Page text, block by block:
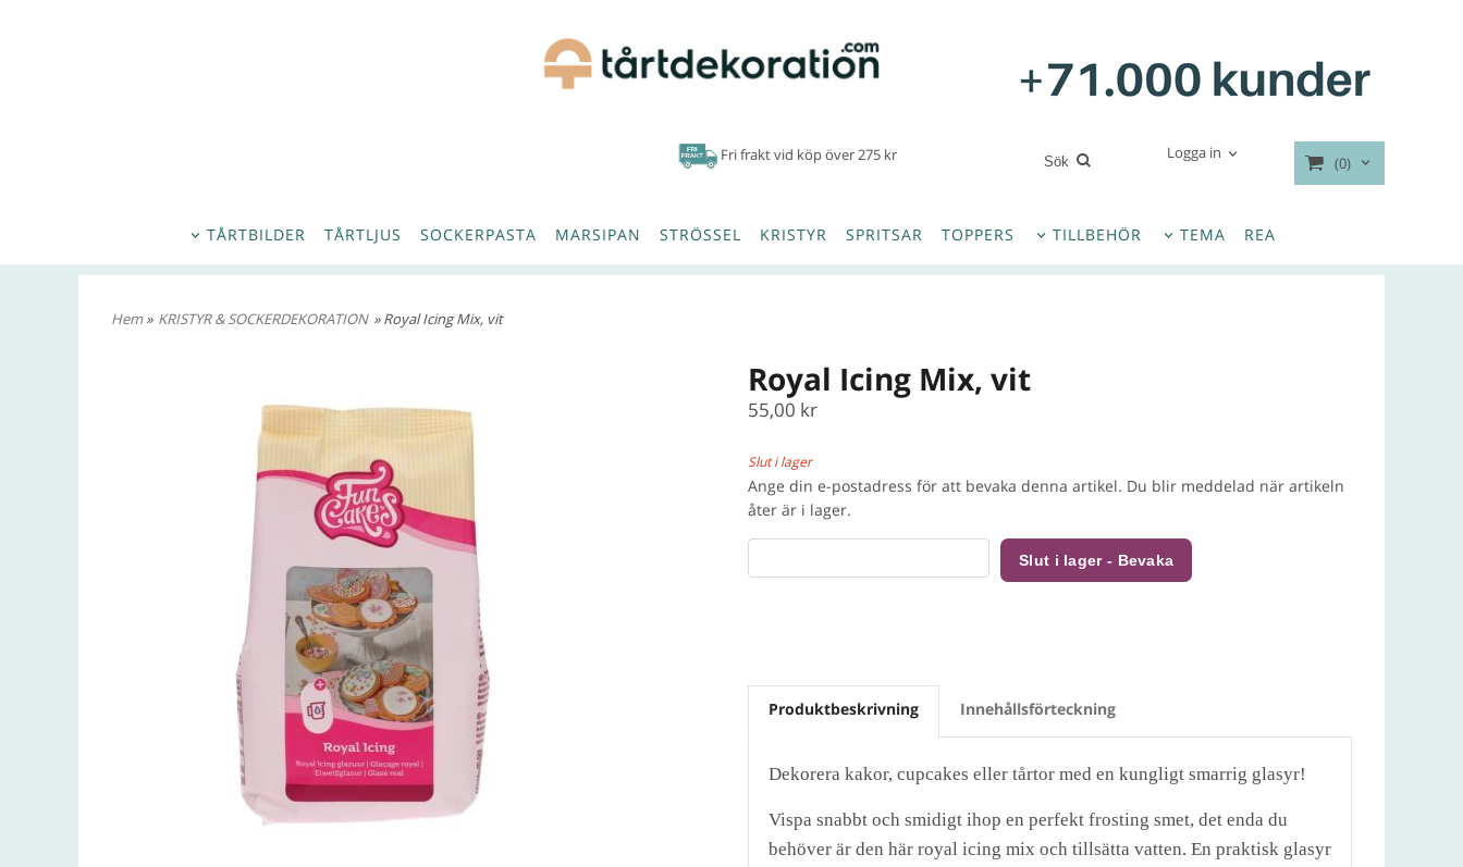
Fri frakt vid köp över 275 kr Logga in
(0)
TÅRTBILDER TÅRTLJUS SOCKERPASTA MARSIPAN STRÖSSEL KRISTYR SPRITSAR TOPPERS TILLBEHÖR TEMA REA
Hem» KRISTYR & SOCKERDEKORATION » Royal Icing Mix, vit
Royal Icing Mix, vit
55,00 kr
Slut i lager
Ange din e-postadress för att bevaka denna artikel. Du blir meddelad när artikeln
åter är i lager.
Slut i lager - Bevaka
Produktbeskrivning Innehållsförteckning
Dekorera kakor, cupcakes eller tårtor med en kungligt smarrig glasyr!
Vispa snabbt och smidigt ihop en perfekt frosting smet, det enda du
behöver är den här royal icing mix och tillsätta vatten. En praktisk glasyr